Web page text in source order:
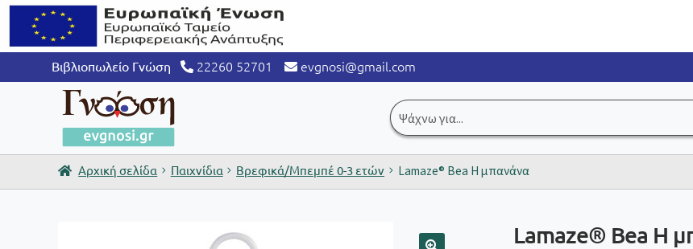
Βιβλιοπωλείο Γνώση 22260 52701 evgnosi@gmail.com
Αναζήτηση
για:
Αρχική σελίδα Παιχνίδια Βρεφικά/Μπεμπέ 0-3 ετών Lamaze® Bea Η μπανάνα
Lamaze® Bea Η